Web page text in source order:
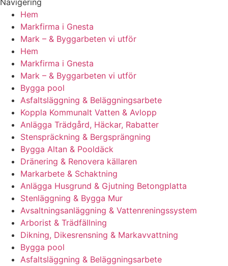
Navigering
Hem
Markfirma i Gnesta
Mark – & Byggarbeten vi utför
Hem
Markfirma i Gnesta
Mark – & Byggarbeten vi utför
Bygga pool
Asfaltsläggning & Beläggningsarbete
Koppla Kommunalt Vatten & Avlopp
Anlägga Trädgård, Häckar, Rabatter
Stenspräckning & Bergsprängning
Bygga Altan & Pooldäck
Dränering & Renovera källaren
Markarbete & Schaktning
Anlägga Husgrund & Gjutning Betongplatta
Stenläggning & Bygga Mur
Avsaltningsanläggning & Vattenreningssystem
Arborist & Trädfällning
Dikning, Dikesrensning & Markavvattning
Bygga pool
Asfaltsläggning & Beläggningsarbete